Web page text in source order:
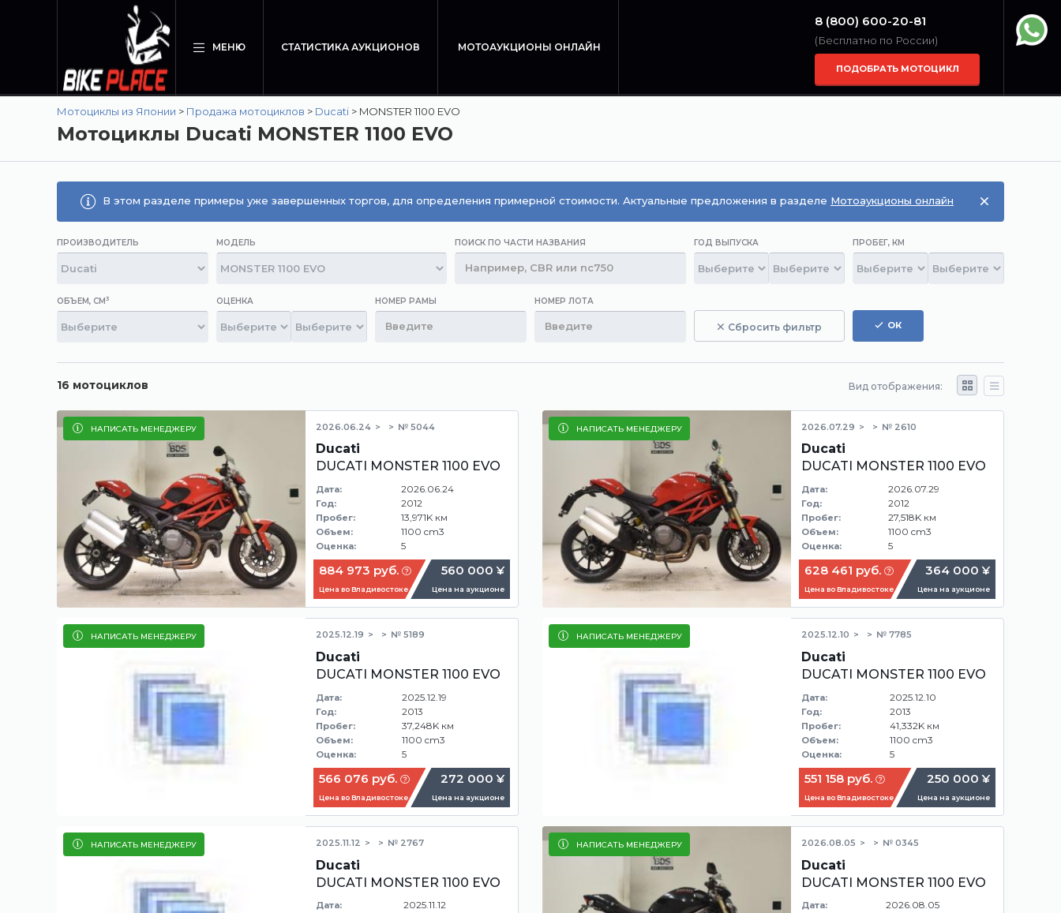
СТАТИСТИКА АУКЦИОНОВ МОТОАУКЦИОНЫ ОНЛАЙН
МЕНЮ
ПОДОБРАТЬ МОТОЦИКЛ
8 (800) 600-20-81
(Бесплатно по России)
Мотоциклы из Японии > Продажа мотоциклов > Ducati > MONSTER 1100 EVO
Мотоциклы Ducati MONSTER 1100 EVO
В этом разделе примеры уже завершенных торгов, для определения примерной стоимости. Актуальные предложения в разделе Мотоаукционы онлайн
ПРОИЗВОДИТЕЛЬ МОДЕЛЬ ПОИСК ПО ЧАСТИ НАЗВАНИЯ ГОД ВЫПУСКА ПРОБЕГ, КМ
ОБЪЕМ, СМ3 ОЦЕНКА НОМЕР РАМЫ НОМЕР ЛОТА
Сбросить фильтр ОК
16 мотоциклов Вид отображения:
НАПИСАТЬ МЕНЕДЖЕРУ 2026.06.24 № 5044
Ducati
DUCATI MONSTER 1100 EVO
Дата: 2026.06.24
Год: 2012
Пробег: 13,971K км
Объем: 1100 cm3
Оценка: 5
884 973 руб.
Цена во Владивостоке
560 000 ¥
Цена на аукционе
НАПИСАТЬ МЕНЕДЖЕРУ 2026.07.29 № 2610
Ducati
DUCATI MONSTER 1100 EVO
Дата: 2026.07.29
Год: 2012
Пробег: 27,518K км
Объем: 1100 cm3
Оценка: 5
628 461 руб.
Цена во Владивостоке
364 000 ¥
Цена на аукционе
НАПИСАТЬ МЕНЕДЖЕРУ 2025.12.19 № 5189
Ducati
DUCATI MONSTER 1100 EVO
Дата: 2025.12.19
Год: 2013
Пробег: 37,248K км
Объем: 1100 cm3
Оценка: 5
566 076 руб.
Цена во Владивостоке
272 000 ¥
Цена на аукционе
НАПИСАТЬ МЕНЕДЖЕРУ 2025.12.10 № 7785
Ducati
DUCATI MONSTER 1100 EVO
Дата: 2025.12.10
Год: 2013
Пробег: 41,332K км
Объем: 1100 cm3
Оценка: 5
551 158 руб.
Цена во Владивостоке
250 000 ¥
Цена на аукционе
НАПИСАТЬ МЕНЕДЖЕРУ 2025.11.12 № 2767
Ducati
DUCATI MONSTER 1100 EVO
Дата: 2025.11.12
НАПИСАТЬ МЕНЕДЖЕРУ 2026.08.05 № 0345
Ducati
DUCATI MONSTER 1100 EVO
Дата: 2026.08.05